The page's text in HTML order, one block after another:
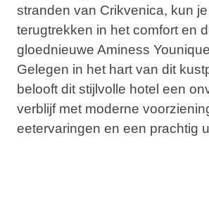
stranden van Crikvenica, kun
terugtrekken in het comfort en
gloednieuwe Aminess
Gelegen in het hart van dit
belooft dit stijlvolle hotel een
verblijf met moderne
eetervaringen en een prachtig